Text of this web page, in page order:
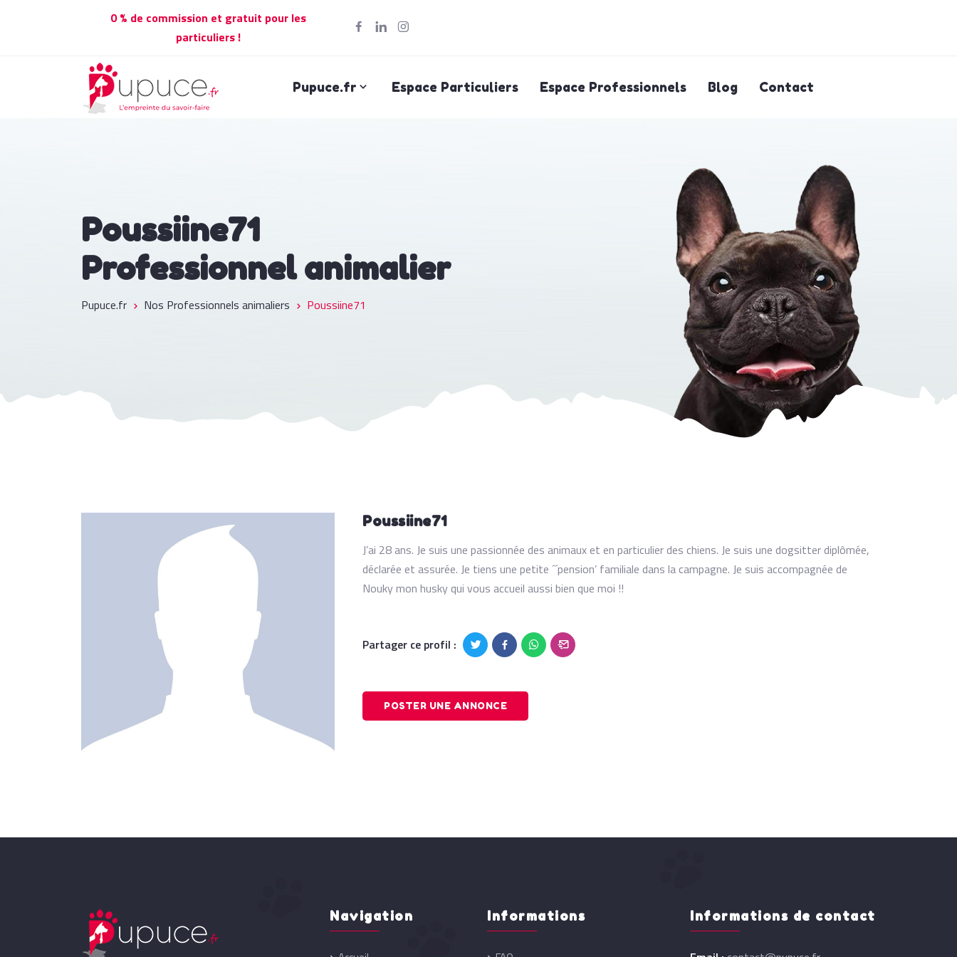
0 % de commission et gratuit pour les
particuliers !
Pupuce.fr Espace Particuliers Espace Professionnels Blog Contact
Poussiine71
Professionnel animalier
Pupuce.fr Nos Professionnels animaliers Poussiine71
Poussiine71
J’ai 28 ans. Je suis une passionnée des animaux et en particulier des chiens. Je suis une dogsitter diplômée,
déclarée et assurée. Je tiens une petite ´´pension’ familiale dans la campagne. Je suis accompagnée de
Nouky mon husky qui vous accueil aussi bien que moi !!
Partager ce profil :
POSTER UNE ANNONCE
Navigation Informations Informations de contact